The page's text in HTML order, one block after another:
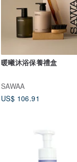
暖曦沐浴保養禮盒
SAWAA
US$ 106.91